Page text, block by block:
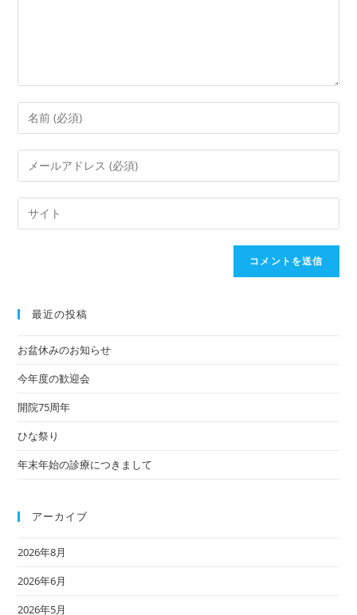
最近の投稿
お盆休みのお知らせ
今年度の歓迎会
開院75周年
ひな祭り
年末年始の診療につきまして
アーカイブ
2026年8月
2026年6月
2026年5月